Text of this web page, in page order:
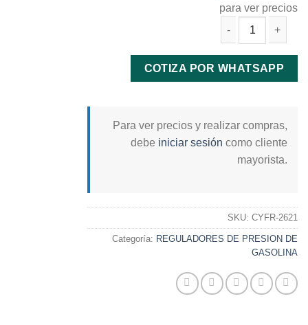
para ver precios
COTIZA POR WHATSAPP
Para ver precios y realizar compras,
debe iniciar sesión como cliente
mayorista.
SKU: CYFR-2621
Categoría: REGULADORES DE PRESION DE
GASOLINA